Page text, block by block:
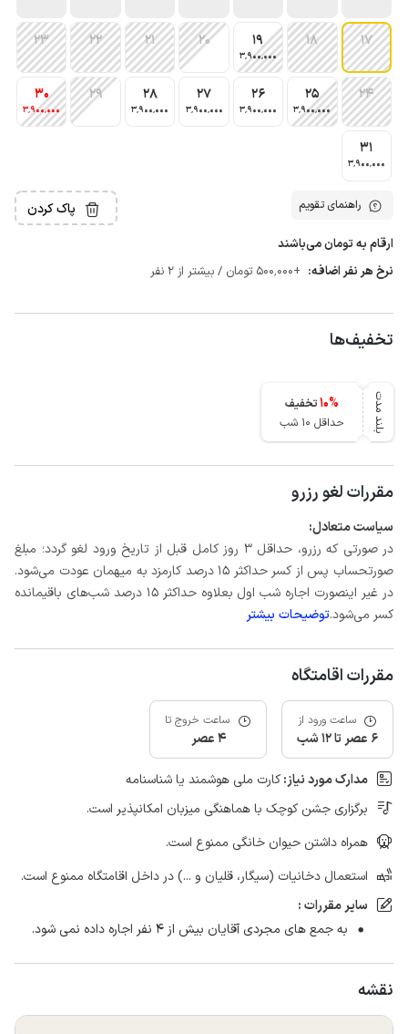
17
18
19
3٬900٬000
20
21
22
23
24
25
3٬900٬000
26
3٬900٬000
27
3٬900٬000
28
3٬900٬000
29
30
3٬900٬000
31
3٬900٬000
راهنمای تقویم پاک کردن
ارقام به تومان می‌باشند
نرخ هر نفر اضافه: +500٬000 تومان / بیشتر از 2 نفر
تخفیف‌ها
بلند مدت 10%
تخفیف
حداقل 10 شب
مقررات لغو رزرو
سیاست متعادل:
در صورتی که رزرو، حداقل 3 روز کامل قبل از تاریخ ورود لغو گردد؛ مبلغ
صورتحساب پس از کسر حداکثر 15 درصد کارمزد به میهمان عودت می‌شود.
در غیر اینصورت اجاره شب اول بعلاوه حداکثر 15 درصد شب‌های باقیمانده
کسر می‌شود.توضیحات بیشتر
مقررات اقامتگاه
ساعت ورود از
6 عصر تا 12 شب
ساعت خروج تا
4 عصر
مدارک مورد نیاز:کارت ملی هوشمند یا شناسنامه
برگزاری جشن کوچک با هماهنگی میزبان امکانپذیر است.
همراه داشتن حیوان خانگی ممنوع است.
استعمال دخانیات (سیگار، قلیان و ...) در داخل اقامتگاه ممنوع است.
سایر مقررات :
به جمع های مجردی آقایان بیش از ۴ نفر اجاره داده نمی شود.
نقشه